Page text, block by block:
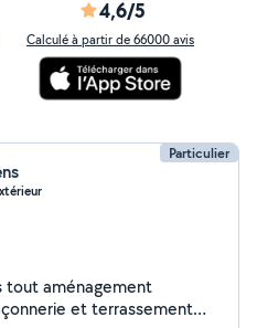
4,6/5
Calculé à partir de 66000 avis
Particulier
tout aménagement
et terrassement